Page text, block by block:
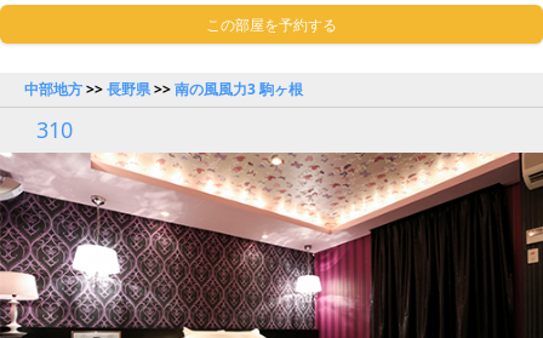
この部屋を予約する
中部地方>>長野県>>南の風風力3 駒ヶ根
310